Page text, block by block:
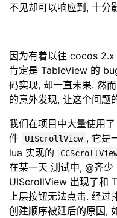
不见却可以响应到, 十分
因为有着以往 cocos
肯定是 TableView 的
码实现, 却一直未果. 然
的意外发现, 让这个问题
我们在项目中大量使用
件
UIScrollView , 它是
lua 实现的
在某一天 测试中, @齐
UIScrollView 出现了和
上层按钮无法点击. 经
创建顺序被延后的原因,